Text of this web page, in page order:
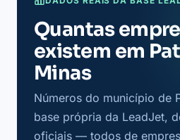
Quantas
existem em
Minas
Números do município de
base própria da LeadJet,
oficiais — todos de